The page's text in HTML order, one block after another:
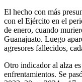
El hecho con más
con el Ejército en el
de enero, cuando
Guanajuato. Luego
agresores fallecidos,
Otro indicador al alza
enfrentamientos. Se